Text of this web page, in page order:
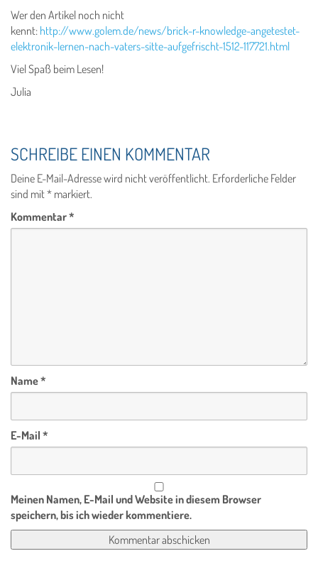
Wer den Artikel noch nicht
kennt: http://www.golem.de/news/brick-r-knowledge-angetestet-
elektronik-lernen-nach-vaters-sitte-aufgefrischt-1512-117721.html
Viel Spaß beim Lesen!
Julia
SCHREIBE EINEN KOMMENTAR
Deine E-Mail-Adresse wird nicht veröffentlicht. Erforderliche Felder
sind mit* markiert.
Kommentar*
Name*
E-Mail *
Meinen Namen, E-Mail und Website in diesem Browser
speichern, bis ich wieder kommentiere.